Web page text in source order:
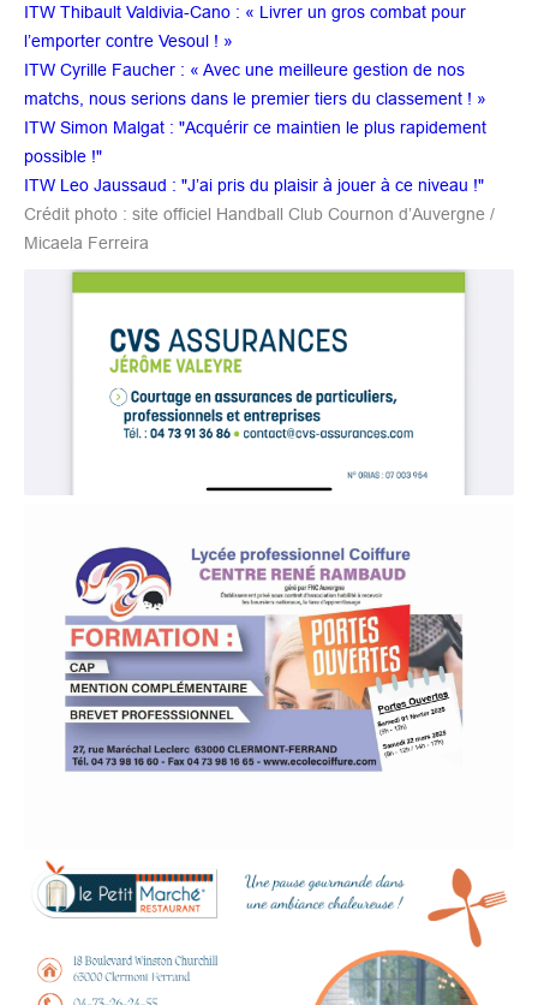
ITW Thibault Valdivia-Cano : « Livrer un gros combat pour
l’emporter contre Vesoul ! »
ITW Cyrille Faucher : « Avec une meilleure gestion de nos
matchs, nous serions dans le premier tiers du classement ! »
ITW Simon Malgat : "Acquérir ce maintien le plus rapidement
possible !"
ITW Leo Jaussaud : "J’ai pris du plaisir à jouer à ce niveau !"
Crédit photo : site officiel Handball Club Cournon d’Auvergne /
Micaela Ferreira